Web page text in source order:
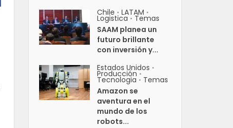
Chile • LATAM •
Logistica • Temas
SAAM planea un
futuro brillante
con inversión y...
Estados Unidos •
Producción •
Tecnologia • Temas
Amazon se
aventura en el
mundo de los
robots...